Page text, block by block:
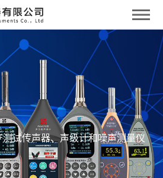
试传声器、声级计和噪声测量仪